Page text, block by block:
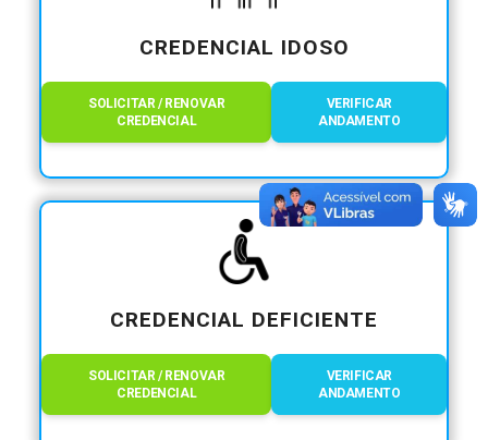
CREDENCIAL IDOSO
SOLICITAR / RENOVAR
CREDENCIAL
VERIFICAR
ANDAMENTO
CREDENCIAL DEFICIENTE
SOLICITAR / RENOVAR
CREDENCIAL
VERIFICAR
ANDAMENTO